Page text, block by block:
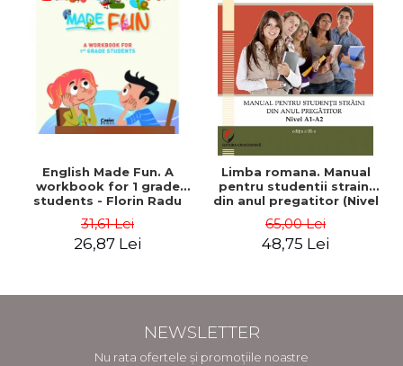
English Made Fun. A
workbook for 1 grade
students - Florin Radu
Bortes
31,61 Lei
26,87 Lei
Limba romana. Manual
pentru studentii straini
din anul pregatitor (Nivel
A1-A2)
65,00 Lei
48,75 Lei
NEWSLETTER
Nu rata ofertele și promoțiile noastre